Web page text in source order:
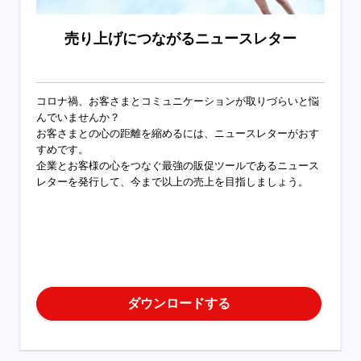
売り上げにつながるニュースレター
コロナ禍、お客さまとコミュニケーションが取りづらいと悩
んでいませんか？
お客さまとの心の距離を縮めるには、ニュースレターがおす
すめです。
企業とお客様の心をつなぐ最強の販促ツールであるニュース
レターを発行して、今まで以上の売上を目指しましょう。
ダウンロードする